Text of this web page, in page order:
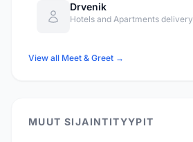
Drvenik
Hotels and Apartments delivery
View all Meet & Greet →
MUUT SIJAINTITYYPIT